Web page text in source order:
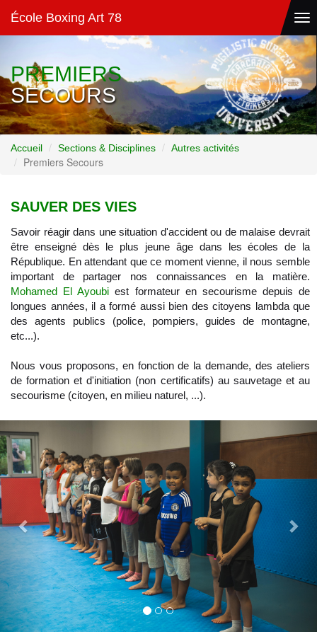
École Boxing Art 78
PREMIERS
SECOURS
Accueil Sections & Disciplines Autres activités
Premiers Secours
SAUVER DES VIES
Savoir réagir dans une situation d'accident ou de malaise devrait
être enseigné dès le plus jeune âge dans les écoles de la
République. En attendant que ce moment vienne, il nous semble
important de partager nos connaissances en la matière.
Mohamed El Ayoubi est formateur en secourisme depuis de
longues années, il a formé aussi bien des citoyens lambda que
des agents publics (police, pompiers, guides de montagne,
etc...).
Nous vous proposons, en fonction de la demande, des ateliers
de formation et d'initiation (non certificatifs) au sauvetage et au
secourisme (citoyen, en milieu naturel, ...).
Previous